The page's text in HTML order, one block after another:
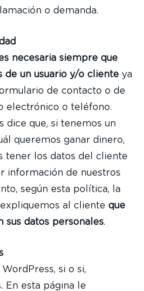
o demanda.
necesaria siempre que
de un usuario y/o cliente ya
de contacto o de
electrónico o teléfono.
dice que, si tenemos un
queremos ganar dinero,
tener los datos del cliente
información de nuestros
según esta política, la
al cliente que
sus datos personales.
si o si,
En esta página le